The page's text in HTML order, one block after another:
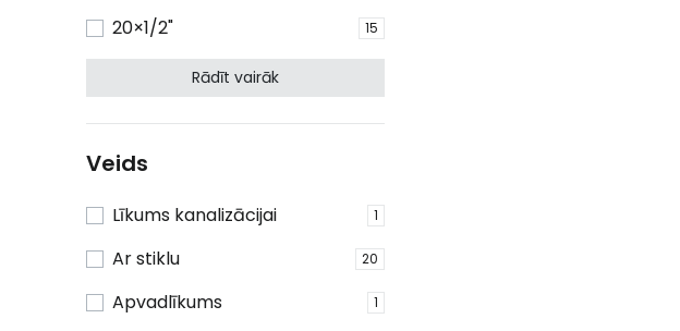
20×1/2" 15
Rādīt vairāk
Veids
Līkums kanalizācijai 1
Ar stiklu 20
Apvadlīkums 1